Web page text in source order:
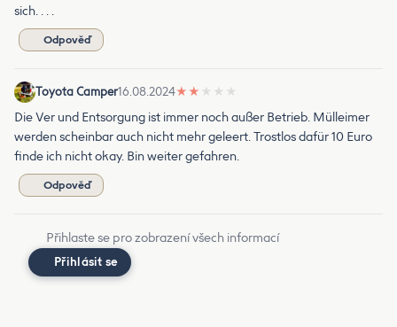
sich. . . .
Odpověď
Toyota Camper16.08.2024★ ★ ★ ★ ★
Die Ver und Entsorgung ist immer noch außer Betrieb. Mülleimer
werden scheinbar auch nicht mehr geleert. Trostlos dafür 10 Euro
finde ich nicht okay. Bin weiter gefahren.
Odpověď
Přihlaste se pro zobrazení všech informací
Přihlásit se